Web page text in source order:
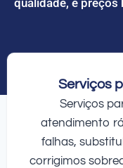
Serviços
Serviços
atendimento
falhas,
corrigimos